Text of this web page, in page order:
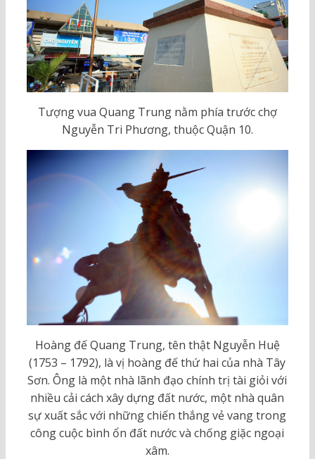
Tượng vua Quang Trung nằm phía trước chợ
Nguyễn Tri Phương, thuộc Quận 10.
Hoàng đế Quang Trung, tên thật Nguyễn Huệ
(1753 – 1792), là vị hoàng đế thứ hai của nhà Tây
Sơn. Ông là một nhà lãnh đạo chính trị tài giỏi với
nhiều cải cách xây dựng đất nước, một nhà quân
sự xuất sắc với những chiến thắng vẻ vang trong
công cuộc bình ổn đất nước và chống giặc ngoại
xâm.